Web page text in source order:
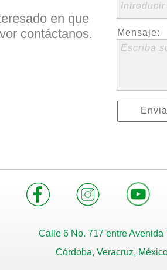
Mensaje:
Escriba
en que
contáctanos.
Calle 6 No. 717 entre Avenida
Córdoba, Veracruz,